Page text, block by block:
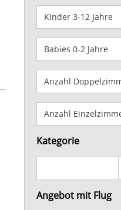
Kategorie
Angebot mit Flug